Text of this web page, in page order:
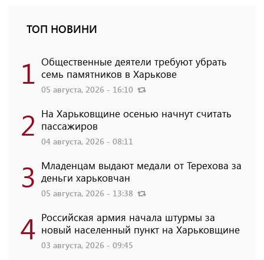
ТОП НОВИНИ
1 Общественные деятели требуют убрать
семь памятников в Харькове
05 августа, 2026 - 16:10
2 На Харьковщине осенью начнут считать
пассажиров
04 августа, 2026 - 08:11
3 Младенцам выдают медали от Терехова за
деньги харьковчан
05 августа, 2026 - 13:38
4 Российская армия начала штурмы за
новый населенный пункт на Харьковщине
03 августа, 2026 - 09:45